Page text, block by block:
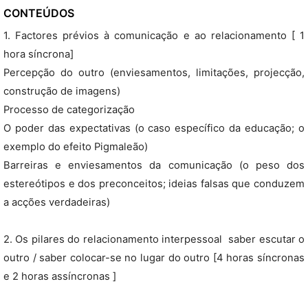
CONTEÚDOS
1. Factores prévios à comunicação e ao relacionamento [ 1
hora síncrona]
Percepção do outro (enviesamentos, limitações, projecção,
construção de imagens)
Processo de categorização
O poder das expectativas (o caso específico da educação; o
exemplo do efeito Pigmaleão)
Barreiras e enviesamentos da comunicação (o peso dos
estereótipos e dos preconceitos; ideias falsas que conduzem
a acções verdadeiras)
2. Os pilares do relacionamento interpessoal  saber escutar o
outro / saber colocar-se no lugar do outro [4 horas síncronas
e 2 horas assíncronas ]